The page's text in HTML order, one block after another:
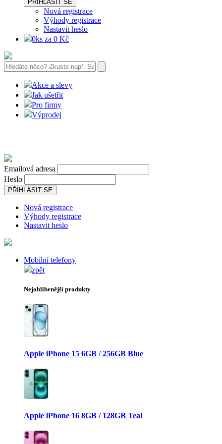
PŘIHLÁSIT SE
Nová registrace
Výhody registrace
Nastavit heslo
0ks za 0 Kč
Akce a slevy
Jak ušetřit
Pro firmy
Výprodej
Emailová adresa
Heslo
PŘIHLÁSIT SE
Nová registrace
Výhody registrace
Nastavit heslo
Mobilní telefony
zpět
Nejoblíbenější produkty
Apple iPhone 15 6GB / 256GB Blue
Apple iPhone 16 8GB / 128GB Teal